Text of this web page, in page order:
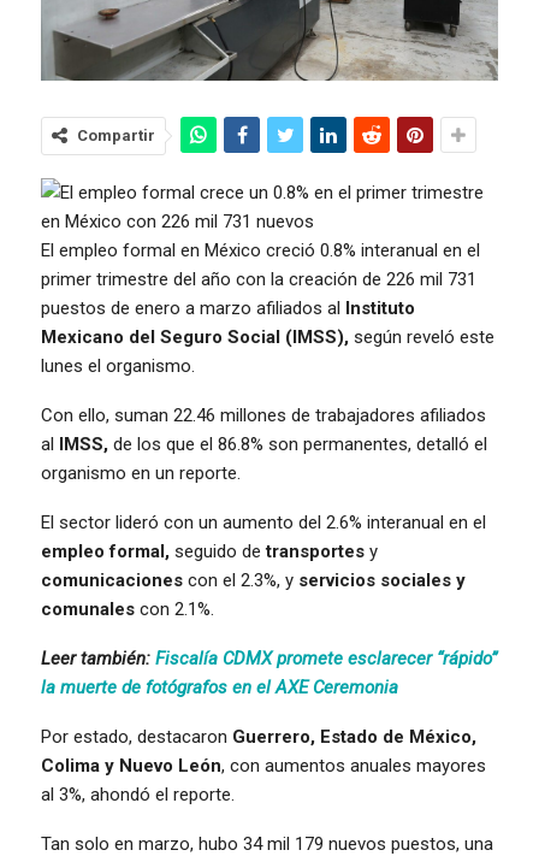
Compartir
El empleo formal en México creció 0.8% interanual en el
primer trimestre del año con la creación de 226 mil 731
puestos de enero a marzo afiliados al Instituto
Mexicano del Seguro Social (IMSS), según reveló este
lunes el organismo.
Con ello, suman 22.46 millones de trabajadores afiliados
al IMSS, de los que el 86.8% son permanentes, detalló el
organismo en un reporte.
El sector lideró con un aumento del 2.6% interanual en el
empleo formal, seguido detransportes y
comunicaciones con el 2.3%, y servicios sociales y
comunales con 2.1%.
Leer también: Fiscalía CDMX promete esclarecer “rápido”
la muerte de fotógrafos en el AXE Ceremonia
Por estado, destacaron Guerrero, Estado de México,
Colima y Nuevo León, con aumentos anuales mayores
al 3%, ahondó el reporte.
Tan solo en marzo, hubo 34 mil 179 nuevos puestos, una